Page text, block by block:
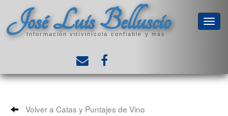
José Luis Belluscio
Información vitivinícola confiable y más
Volver a Catas y Puntajes de Vino